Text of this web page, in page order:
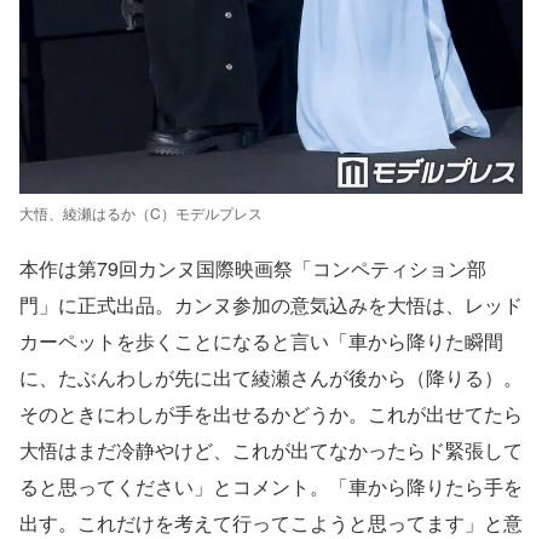
大悟、綾瀬はるか（C）モデルプレス
本作は第79回カンヌ国際映画祭「コンペティション部
門」に正式出品。カンヌ参加の意気込みを大悟は、レッド
カーペットを歩くことになると言い「車から降りた瞬間
に、たぶんわしが先に出て綾瀬さんが後から（降りる）。
そのときにわしが手を出せるかどうか。これが出せてたら
大悟はまだ冷静やけど、これが出てなかったらド緊張して
ると思ってください」とコメント。「車から降りたら手を
出す。これだけを考えて行ってこようと思ってます」と意